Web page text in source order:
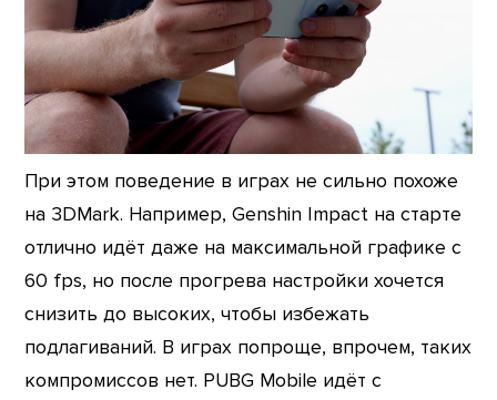
При этом поведение в играх не сильно похоже
на 3DMark. Например, Genshin Impact на старте
отлично идёт даже на максимальной графике с
60 fps, но после прогрева настройки хочется
снизить до высоких, чтобы избежать
подлагиваний. В играх попроще, впрочем, таких
компромиссов нет. PUBG Mobile идёт с